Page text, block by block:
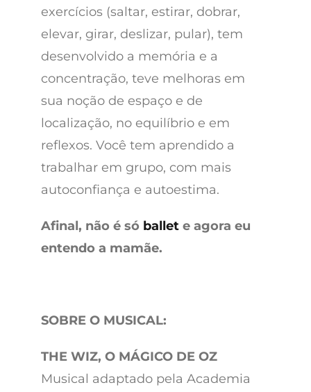
exercícios (saltar, estirar, dobrar,
elevar, girar, deslizar, pular), tem
desenvolvido a memória e a
concentração, teve melhoras em
sua noção de espaço e de
localização, no equilíbrio e em
reflexos. Você tem aprendido a
trabalhar em grupo, com mais
autoconfiança e autoestima.
Afinal, não é só ballete agora eu
entendo a mamãe.
SOBRE O MUSICAL:
THE WIZ, O MÁGICO DE OZ
Musical adaptado pela Academia